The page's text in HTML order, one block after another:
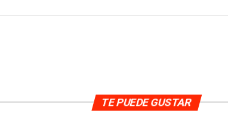
TE PUEDE GUSTAR